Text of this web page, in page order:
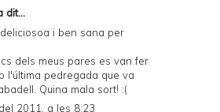
dit...
i ben sana per
dels meus pares es van fer
l'última pedregada que va
Quina mala sort! :(
2011, a les 8:23